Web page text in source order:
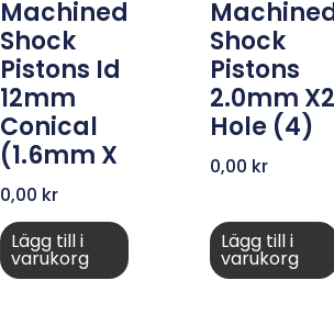
Machined
Shock
Pistons Id
12mm
Conical
(1.6mm X
0,00 kr
Lägg till i
varukorg
Shock
Pistons
2.0mm X2
Hole (4)
0,00 kr
Lägg till i
varukorg